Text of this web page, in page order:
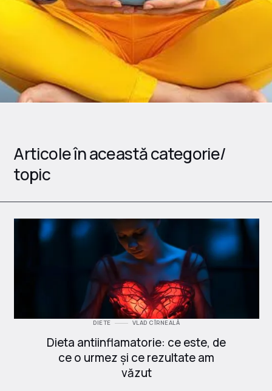
Articole în această categorie/
topic
DIETE VLAD CÎRNEALĂ
Dieta antiinflamatorie: ce este, de
ce o urmez și ce rezultate am
văzut